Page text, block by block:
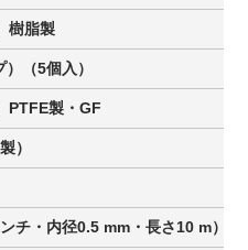
樹脂製
（5個入）
PTFE製・GF
）
チ・内径0.5 mm・長さ10 m）